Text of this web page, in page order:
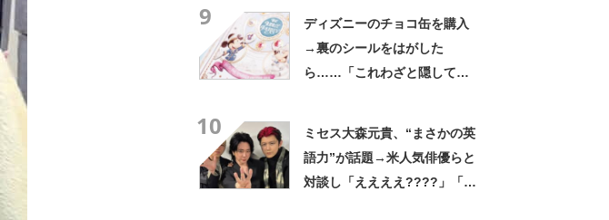
9
ディズニーのチョコ缶を購入
→裏のシールをはがした
ら……「これわざと隠して
10
ミセス大森元貴、“まさかの英
語力”が話題→米人気俳優らと
対談し「ええええ????」「初